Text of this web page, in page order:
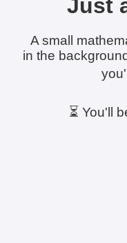
Just
A small
in the
⏳ You'll